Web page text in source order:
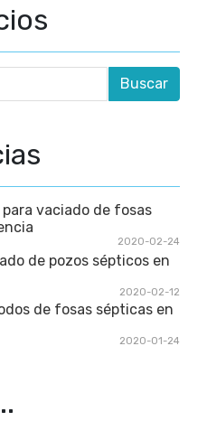
vaciado de fosas
2020-02-24
de pozos sépticos en
2020-02-12
de fosas sépticas en
2020-01-24